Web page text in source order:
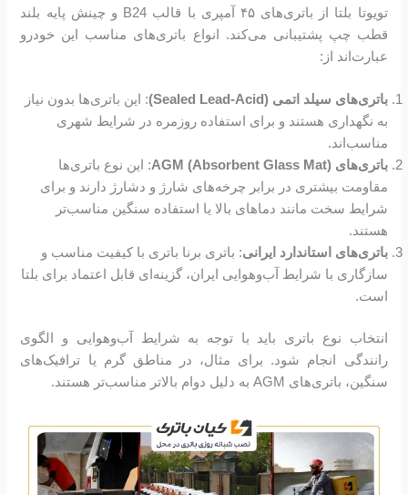
تویوتا بلتا از باتری‌های ۴۵ آمپری با قالب B24 و چینش پایه بلند
قطب چپ پشتیبانی می‌کند. انواع باتری‌های مناسب این خودرو
عبارت‌اند از:
باتری‌های سیلد اتمی (Sealed Lead-Acid)
: این باتری‌ها بدون نیاز
به نگهداری هستند و برای استفاده روزمره در شرایط شهری
مناسب‌اند.
باتری‌های AGM (Absorbent Glass Mat)
: این نوع باتری‌ها
مقاومت بیشتری در برابر چرخه‌های شارژ و دشارژ دارند و برای
شرایط سخت مانند دماهای بالا یا استفاده سنگین مناسب‌تر
هستند.
باتری‌های استاندارد ایرانی: باتری برنا باتری با کیفیت مناسب و
سازگاری با شرایط آب‌وهوایی ایران، گزینه‌ای قابل اعتماد برای بلتا
است.
انتخاب نوع باتری باید با توجه به شرایط آب‌وهوایی و الگوی
رانندگی انجام شود. برای مثال، در مناطق گرم یا ترافیک‌های
سنگین، باتری‌های AGM به دلیل دوام بالاتر مناسب‌تر هستند.